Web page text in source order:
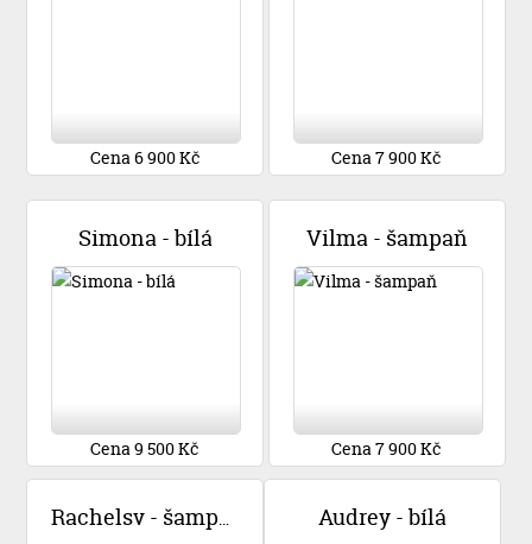
Cena 6 900 Kč Cena 7 900 Kč
Simona - bílá
Cena 9 500 Kč
Vilma - šampaň
Cena 7 900 Kč
Rachelsv - šampaň Audrey - bílá